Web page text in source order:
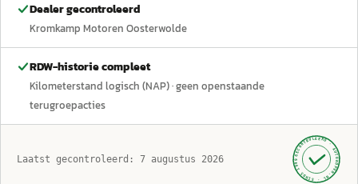
Dealer gecontroleerd
Kromkamp Motoren Oosterwolde
RDW-historie compleet
Kilometerstand logisch (NAP)· geen openstaande
terugroepacties
Laatst gecontroleerd: 7 augustus 2026 GECONTROLEERD ·
AUTOKOPEN.NL
· SINDS 1999 ·